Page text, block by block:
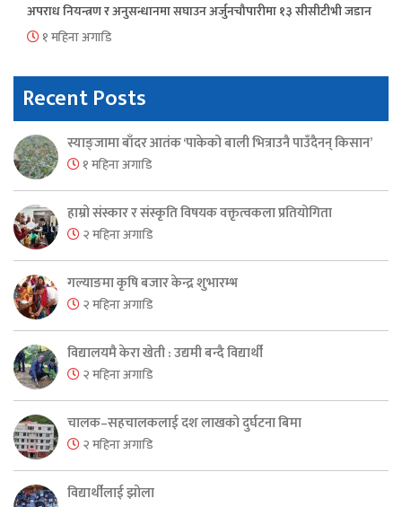
अपराध नियन्त्रण र अनुसन्धानमा सघाउन अर्जुनचौपारीमा १३ सीसीटीभी जडान
१ महिना अगाडि
Recent Posts
स्याङ्जामा बाँदर आतंक ‘पाकेको बाली भित्राउनै पाउँदैनन् किसान’
१ महिना अगाडि
हाम्रो संस्कार र संस्कृति विषयक वक्तृत्वकला प्रतियोगिता
२ महिना अगाडि
गल्याङमा कृषि बजार केन्द्र शुभारम्भ
२ महिना अगाडि
विद्यालयमै केरा खेती : उद्यमी बन्दै विद्यार्थी
२ महिना अगाडि
चालक–सहचालकलाई दश लाखको दुर्घटना बिमा
२ महिना अगाडि
विद्यार्थीलाई झोला